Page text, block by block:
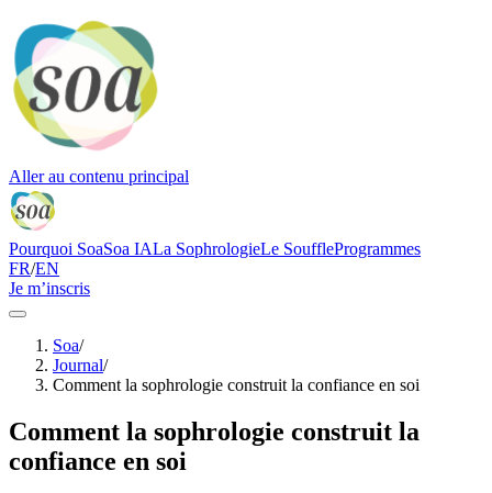
Aller au contenu principal
Pourquoi SoaSoa IALa SophrologieLe SouffleProgrammes
FR/EN
Je m’inscris
Soa/
Journal/
Comment la sophrologie construit la confiance en soi
Comment la sophrologie construit la
confiance en soi